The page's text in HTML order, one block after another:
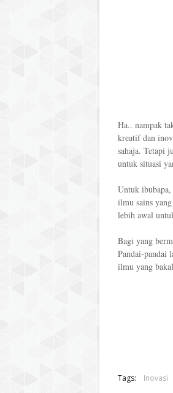
Ha.. nampak
kreatif dan
sahaja. Tetapi
untuk situasi
Untuk
ilmu sains
lebih awal
Bagi yang
Pandai-pandai
ilmu yang
Tags: Inovasi